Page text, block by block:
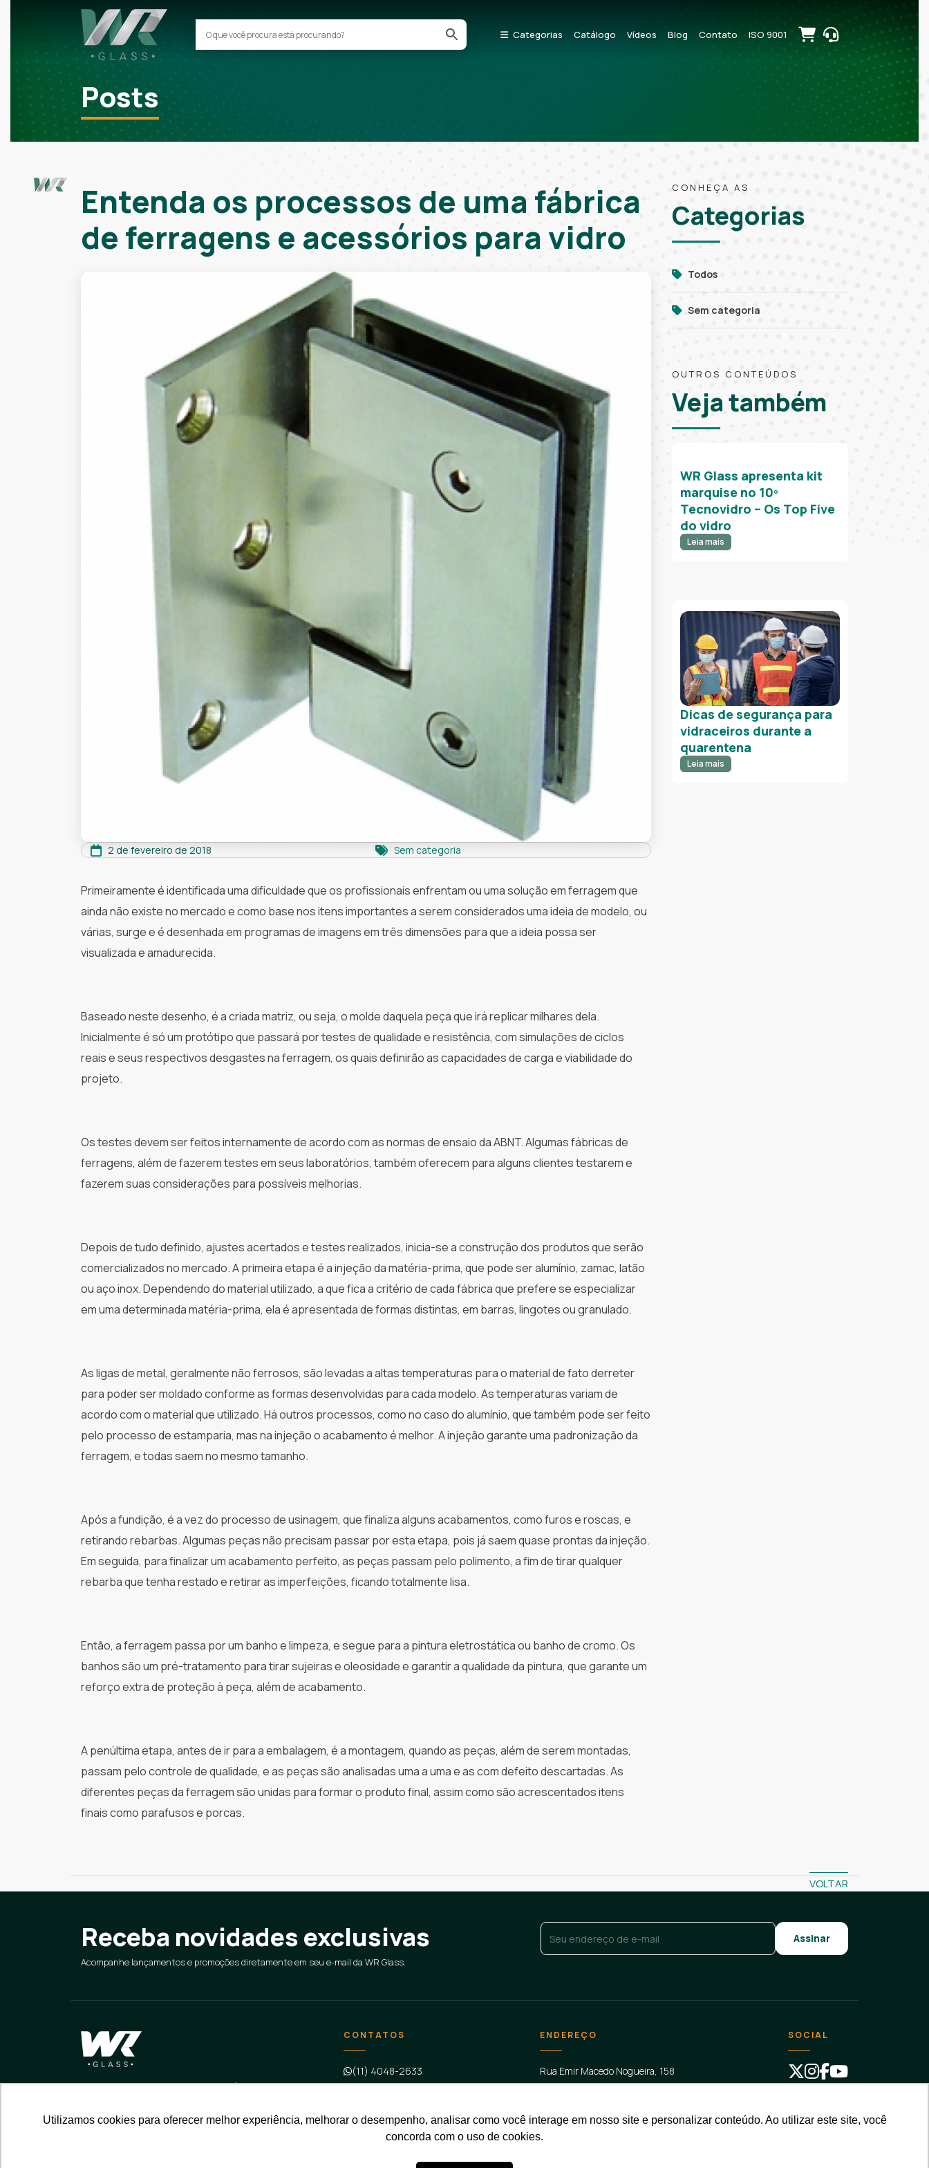
Utilizamos cookies para oferecer melhor experiência, melhorar o desempenho, analisar como você interage em nosso site e personalizar conteúdo. Ao utilizar este site, você
concorda com o uso de cookies.
Categorias Catálogo Vídeos Blog Contato ISO 9001
Posts
Entenda os processos de uma fábrica
de ferragens e acessórios para vidro
2 de fevereiro de 2018 Sem categoria
Primeiramente é identificada uma dificuldade que os profissionais enfrentam ou uma solução em ferragem que
ainda não existe no mercado e como base nos itens importantes a serem considerados uma ideia de modelo, ou
várias, surge e é desenhada em programas de imagens em três dimensões para que a ideia possa ser
visualizada e amadurecida.
Baseado neste desenho, é a criada matriz, ou seja, o molde daquela peça que irá replicar milhares dela.
Inicialmente é só um protótipo que passará por testes de qualidade e resistência, com simulações de ciclos
reais e seus respectivos desgastes na ferragem, os quais definirão as capacidades de carga e viabilidade do
projeto.
Os testes devem ser feitos internamente de acordo com as normas de ensaio da ABNT. Algumas fábricas de
ferragens, além de fazerem testes em seus laboratórios, também oferecem para alguns clientes testarem e
fazerem suas considerações para possíveis melhorias.
Depois de tudo definido, ajustes acertados e testes realizados, inicia-se a construção dos produtos que serão
comercializados no mercado. A primeira etapa é a injeção da matéria-prima, que pode ser alumínio, zamac, latão
ou aço inox. Dependendo do material utilizado, a que fica a critério de cada fábrica que prefere se especializar
em uma determinada matéria-prima, ela é apresentada de formas distintas, em barras, lingotes ou granulado.
As ligas de metal, geralmente não ferrosos, são levadas a altas temperaturas para o material de fato derreter
para poder ser moldado conforme as formas desenvolvidas para cada modelo. As temperaturas variam de
acordo com o material que utilizado. Há outros processos, como no caso do alumínio, que também pode ser feito
pelo processo de estamparia, mas na injeção o acabamento é melhor. A injeção garante uma padronização da
ferragem, e todas saem no mesmo tamanho.
Após a fundição, é a vez do processo de usinagem, que finaliza alguns acabamentos, como furos e roscas, e
retirando rebarbas. Algumas peças não precisam passar por esta etapa, pois já saem quase prontas da injeção.
Em seguida, para finalizar um acabamento perfeito, as peças passam pelo polimento, a fim de tirar qualquer
rebarba que tenha restado e retirar as imperfeições, ficando totalmente lisa.
Então, a ferragem passa por um banho e limpeza, e segue para a pintura eletrostática ou banho de cromo. Os
banhos são um pré-tratamento para tirar sujeiras e oleosidade e garantir a qualidade da pintura, que garante um
reforço extra de proteção à peça, além de acabamento.
A penúltima etapa, antes de ir para a embalagem, é a montagem, quando as peças, além de serem montadas,
passam pelo controle de qualidade, e as peças são analisadas uma a uma e as com defeito descartadas. As
diferentes peças da ferragem são unidas para formar o produto final, assim como são acrescentados itens
finais como parafusos e porcas.
CONHEÇA AS
Categorias
Todos
Sem categoria
OUTROS CONTEÚDOS
Veja também
WR Glass apresenta kit
marquise no 10º
Tecnovidro – Os Top Five
do vidro
Leia mais
Dicas de segurança para
vidraceiros durante a
quarentena
Leia mais
VOLTAR
Receba novidades exclusivas
Acompanhe lançamentos e promoções diretamente em seu e-mail da WR Glass.
E-mail
Especializada na fabricação de Acessórios para
partes interessadas.
CONTATOS
(11) 4048-2633
ENDEREÇO
Rua Emir Macedo Nogueira, 158
Casa Grande, Diadema/SP, 09961-720
SOCIAL